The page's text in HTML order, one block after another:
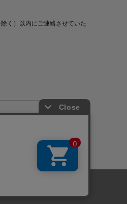
く）以内にご連絡させていた